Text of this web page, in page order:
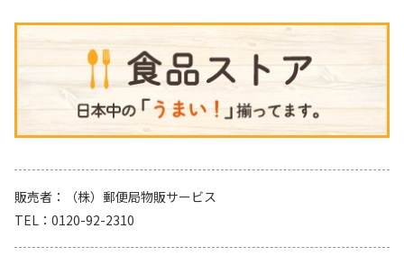
販売者
（株）郵便局物販サービス
TEL
0120-92-2310